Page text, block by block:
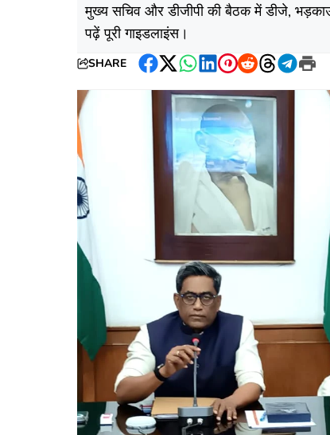
मुख्य सचिव और डीजीपी की बैठक में डीजे,
पढ़ें पूरी गाइडलाइंस।
SHARE
Facebook
Twitter
WhatsApp
LinkedIn
Pinterest
RedditThreadsPrint